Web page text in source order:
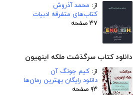
از: محمد آذروش
کتاب‌های متفرقه ادبیات
۳۷ صفحه
دانلود کتاب سرگذشت ملکه اینهیون
از: کیم جونگ آن
دانلود رایگان بهترین رمان‌ها
۹۳ صفحه